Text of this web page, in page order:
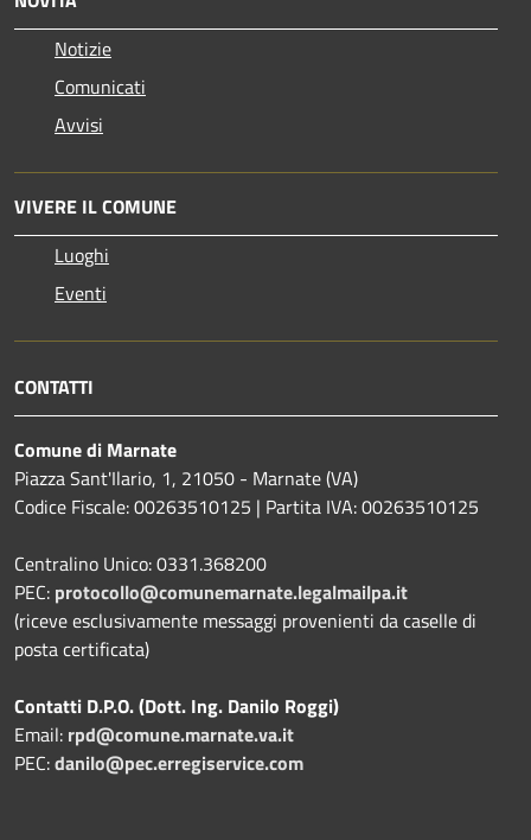
Notizie
Comunicati
Avvisi
VIVERE IL COMUNE
Luoghi
Eventi
CONTATTI
Comune di Marnate
Piazza Sant'Ilario, 1, 21050 - Marnate (VA)
Codice Fiscale: 00263510125 | Partita IVA: 00263510125
Centralino Unico: 0331.368200
PEC: protocollo@comunemarnate.legalmailpa.it
(riceve esclusivamente messaggi provenienti da caselle di
posta certificata)
Contatti D.P.O. (Dott. Ing. Danilo Roggi)
Email: rpd@comune.marnate.va.it
PEC:danilo@pec.erregiservice.com